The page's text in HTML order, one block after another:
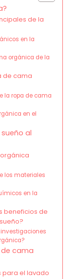
de la
en la
orgánica de la
de cama
la ropa de cama
en el
al
los materiales
en la
beneficios de
cama
para el lavado